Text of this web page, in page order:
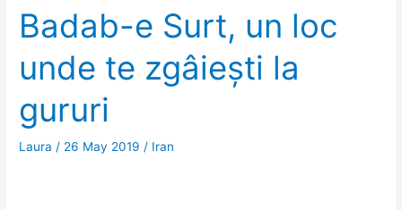
Badab-e Surt, un loc
unde te zgâiești la
gururi
Laura / 26 May 2019 / Iran